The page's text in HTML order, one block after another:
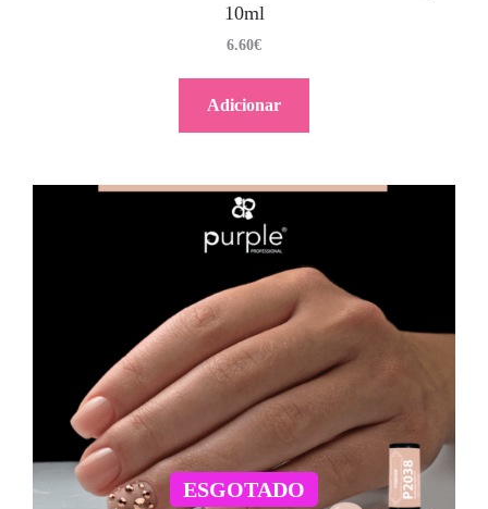
10ml
6.60€
Adicionar
ESGOTADO